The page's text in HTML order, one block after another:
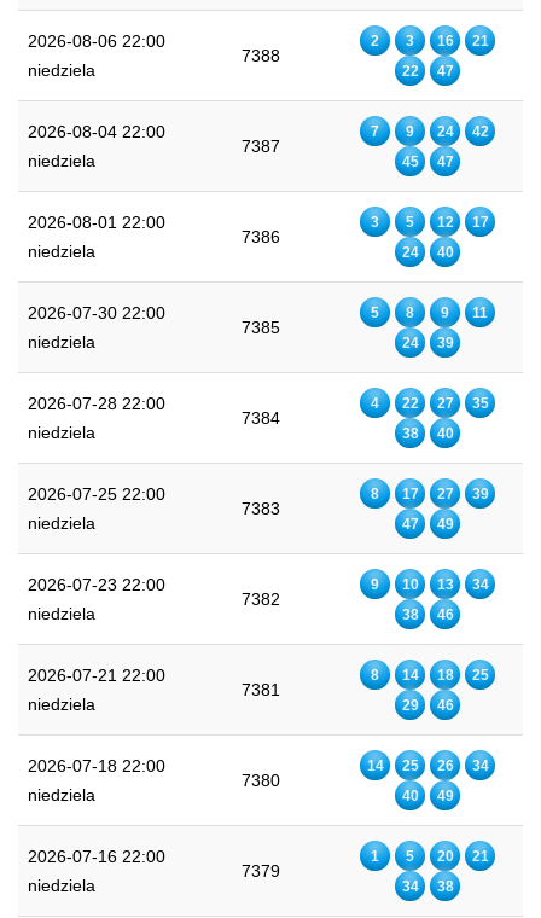
2026-08-06 22:00
niedziela
7388
2 3 16
21
22
47
2026-08-04 22:00
niedziela
7387
7 9 24
42
45
47
2026-08-01 22:00
niedziela
7386
3 5 12
17
24
40
2026-07-30 22:00
niedziela
7385
5 8 9
11
24
39
2026-07-28 22:00
niedziela
7384
4 22 27
35
38
40
2026-07-25 22:00
niedziela
7383
8 17 27
39
47
49
2026-07-23 22:00
niedziela
7382
9 10 13
34
38
46
2026-07-21 22:00
niedziela
7381
8 14 18
25
29
46
2026-07-18 22:00
niedziela
7380
14 25 26
34
40
49
2026-07-16 22:00
niedziela
7379
1 5 20
21
34
38